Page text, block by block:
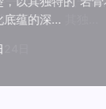
中而得名，其独…
24日
文化底蕴的深…
23日
段悠长的岁月，…
22日
久久不散，令…
日
物精华后形成…
20日
射出工艺与山场…
日
中而得名，其独…
24日
底蕴的深…
岁月，…
，令…
形成…
与山场…
，其独…
的深…
岁月，…
，令…
形成…
与山场…